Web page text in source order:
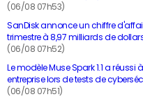
(06/08 07h53)
SanDisk annonce un chiffre
trimestre à 8,97 milliards de
(06/08 07h52)
Le modèle Muse Spark 1.1 a
entreprise lors de tests de
(06/08 07h51)